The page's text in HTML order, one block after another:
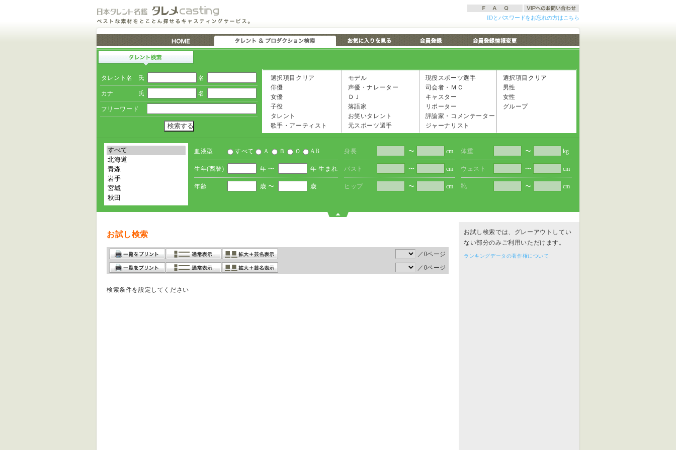
IDとパスワードをお忘れの方はこちら
タレント名 氏 名
カナ 氏 名
フリーワード
選択項目クリア
俳優
女優
子役
タレント
歌手・アーティスト
モデル
声優・ナレーター
ＤＪ
落語家
お笑いタレント
元スポーツ選手
現役スポーツ選手
司会者・ＭＣ
キャスター
リポーター
評論家・コメンテーター
ジャーナリスト
選択項目クリア
男性
女性
グループ
血液型 すべて Ａ Ｂ Ｏ AB
生年(西暦) 年 〜 年 生まれ
年齢 歳 〜 歳
身長 〜 cm
バスト 〜 cm
ヒップ 〜 cm
体重 〜 kg
ウェスト 〜 cm
靴 〜 cm
お試し検索
／0ページ
／0ページ
検索条件を設定してください
お試し検索では、グレーアウトしてい
ない部分のみご利用いただけます。
ランキングデータの著作権について